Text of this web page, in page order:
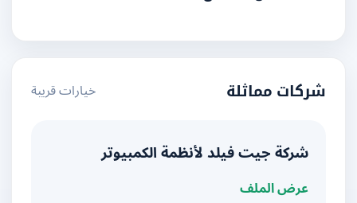
شركات مماثلة خيارات قريبة
شركة جيت فيلد لأنظمة الكمبيوتر
عرض الملف